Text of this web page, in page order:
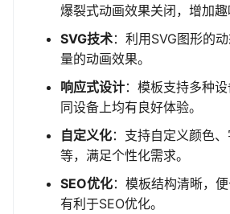
爆裂式动画效果关闭，增加趣
SVG技术：利用SVG图形的
量的动画效果。
响应式设计：模板支持多种
同设备上均有良好体验。
自定义化：支持自定义颜色
等，满足个性化需求。
SEO优化：模板结构清晰，
有利于SEO优化。